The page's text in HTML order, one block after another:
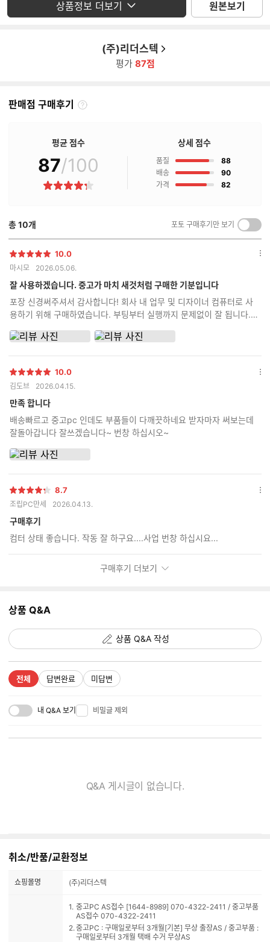
상품정보 더보기 원본보기
(주)리더스텍
평가 87점
판매점 구매후기
판
구
후
기
란?
평균 점수
87/100
별
상세 점수
품질 88점
배송
90점
가격
82
총10개 포토 구매후기만 보기
켜
기/
별
점
10.0
마시모 2026.05.06.
잘 사용하겠습니다. 중고가 마치 새것처럼 구매한 기분입니다
포장 신경써주셔서 감사합니다! 회사 내 업무 및 디자이너 컴퓨터로 사
용하기 위해 구매하였습니다. 부팅부터 실행까지 문제없이 잘 됩니다.
옵
별
점
10.0
김도브 2026.04.15.
만족 합니다
배송빠르고 중고pc 인데도 부품들이 다깨끗하네요 받자마자 써보는데
잘돌아갑니다 잘쓰겠습니다~ 번창 하십시오~
옵
별
점
8.7
조립PC만세 2026.04.13.
구매후기
컴터 상태 좋습니다. 작동 잘 하구요....사업 번창 하십시요...
옵
구매후기 더보기
상품 Q&A
상품 Q&A 작성
전체 답변완료 미답변
내 Q&A 보기 비밀글 제외
Q&A 게시글이 없습니다.
취소/반품/교환정보
쇼핑몰명 (주)리더스텍
중고PC AS접수 [1644-8989] 070-4322-2411 / 중고부품
AS접수 070-4322-2411
중고PC : 구매일로부터 3개월[기본] 무상 출장AS / 중고부품 :
구매일로부터 3개월 택배 수거 무상AS